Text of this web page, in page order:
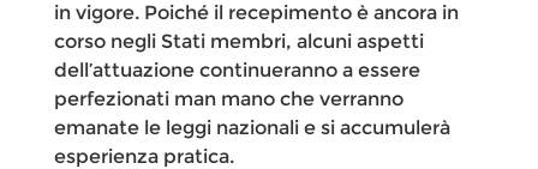
in vigore. Poiché il recepimento è ancora in
corso negli Stati membri, alcuni aspetti
dell’attuazione continueranno a essere
perfezionati man mano che verranno
emanate le leggi nazionali e si accumulerà
esperienza pratica.